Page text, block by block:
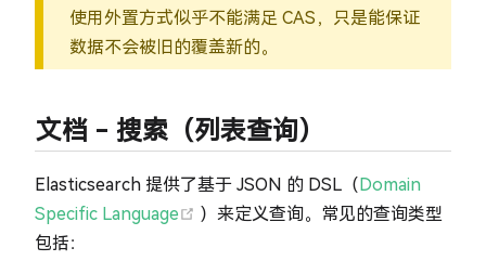
使用外置方式似乎不能满足 CAS，只是能保证
数据不会被旧的覆盖新的。
文档 - 搜索（列表查询）
Elasticsearch 提供了基于 JSON 的 DSL（Domain
Specific Language
(opens new window)
）来定义查询。常见的查询类型
包括：